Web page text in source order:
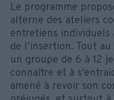
Le programme
alterne des ateliers
entretiens individuels
de l’insertion. Tout
un groupe de 6 à 12
connaître et à
amené à revoir son